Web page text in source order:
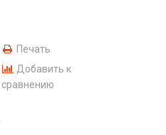
Печать
Добавить к
сравнению